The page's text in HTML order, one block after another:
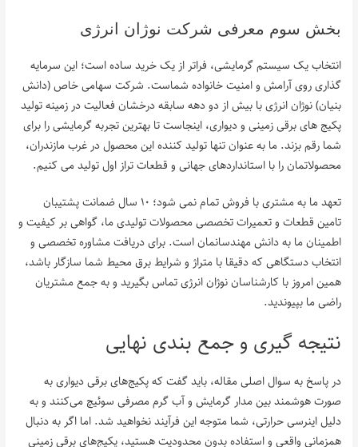
بخش سوم معرفی شرکت نوژان انرژی
انتخاب یک سیستم گرمایشی، فراتر از یک خرید ساده است؛ این سرمایه
گذاری روی آرامش و امنیت خانواده شماست. شرکت سهامی خاص (دانش
بنیان) نوژان انرژی با بیش از دو دهه سابقه درخشان فعالیت در زمینه تولید
پکیج های برقی زمینی و دیواری، اینجاست تا بهترین تجربه گرمایشی را برای
شما رقم بزند. ما به عنوان تنها تولید کننده این محصول در غرب مازندران،
محصولاتمان را با استانداردهای جهانی و قطعات تراز اول تولید می کنیم.
تعهد ما به مشتری با فروش تمام نمی شود؛ ۱۰ سال ضمانت پشتیبان
تامین قطعات و تعمیرات تخصصی محصولات تولیدی ما، گواهی بر کیفیت و
اطمینان ما به دانش مهندسانمان است. برای دریافت مشاوره تخصصی و
انتخاب دستگاهی که دقیقا با متراژ و شرایط برق محیط شما سازگار باشد،
همین امروز با کارشناسان نوژان انرژی تماس بگیرید و به جمع مشتریان
راضی ما بپیوندید.
نتیجه گیری و جمع بندی نهایی
در پاسخ به سوال اصلی مقاله، باید گفت که پکیج‌های برقی دیواری به
صورت هوشمند بین مدار گرمایش و آب گرم مصرفی سوئیچ می‌کنند و به
دلیل اینرسی حرارتی، شما متوجه این فرآیند نخواهید شد. اما اگر به دنبال
همزمانی واقعی و استفاده بدون محدودیت هستید، پکیج‌های برقی زمینی